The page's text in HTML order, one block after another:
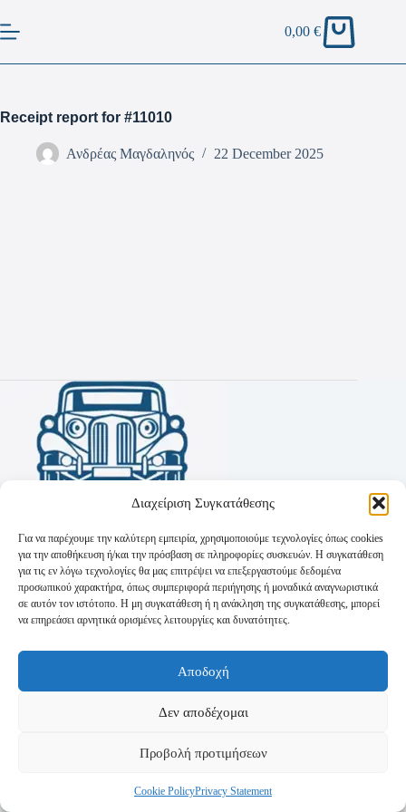
Διαχείριση Συγκατάθεσης
Για να παρέχουμε την καλύτερη εμπειρία, χρησιμοποιούμε τεχνολογίες όπως cookies
για την αποθήκευση ή/και την πρόσβαση σε πληροφορίες συσκευών. Η συγκατάθεση
για τις εν λόγω τεχνολογίες θα μας επιτρέψει να επεξεργαστούμε δεδομένα
προσωπικού χαρακτήρα, όπως συμπεριφορά περιήγησης ή μοναδικά αναγνωριστικά
σε αυτόν τον ιστότοπο. Η μη συγκατάθεση ή η ανάκληση της συγκατάθεσης, μπορεί
να επηρεάσει αρνητικά ορισμένες λειτουργίες και δυνατότητες.
Αποδοχή
Δεν αποδέχομαι
Προβολή προτιμήσεων
Cookie PolicyPrivacy Statement
0,00€
Receipt report for #11010
Ανδρέας Μαγδαληνός 22 December 2025
Πολιτική Απορρήτου
Τρόποι Αποστολής
Τρόποι Πληρωμής